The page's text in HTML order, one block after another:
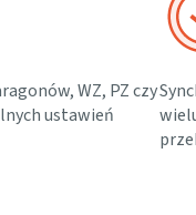
WZ, PZ czy
ustawień